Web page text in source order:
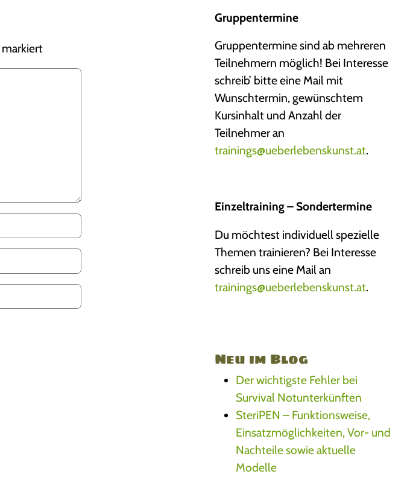
markiert
Gruppentermine
Gruppentermine sind ab mehreren
Teilnehmern möglich! Bei Interesse
schreib’ bitte eine Mail mit
Wunschtermin, gewünschtem
Kursinhalt und Anzahl der
Teilnehmer an
trainings@ueberlebenskunst.at.
Einzeltraining – Sondertermine
Du möchtest individuell spezielle
Themen trainieren? Bei Interesse
schreib uns eine Mail an
trainings@ueberlebenskunst.at.
Neu im Blog
Der wichtigste Fehler bei
Survival Notunterkünften
SteriPEN – Funktionsweise,
Einsatzmöglichkeiten, Vor- und
Nachteile sowie aktuelle
Modelle